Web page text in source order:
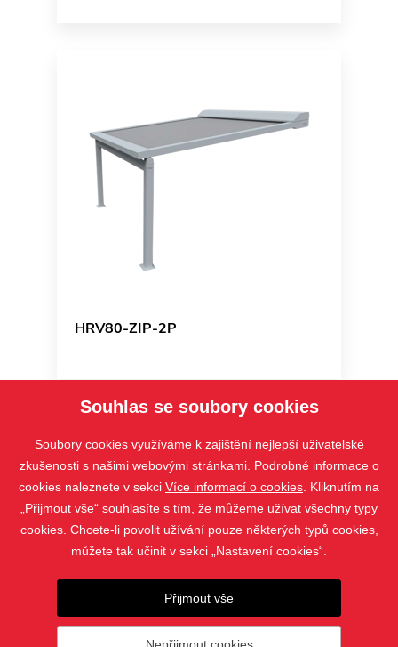
HRV80-ZIP-2P
PRODUKTY
Souhlas se soubory cookies
Soubory cookies využíváme k zajištění nejlepší uživatelské
zkušenosti s našimi webovými stránkami. Podrobné informace o
cookies naleznete v sekci Více informací o cookies . Kliknutím na
„Přijmout vše“ souhlasíte s tím, že můžeme užívat všechny typy
cookies. Chcete-li povolit užívání pouze některých typů cookies,
můžete tak učinit v sekci „Nastavení cookies“.
Přijmout vše